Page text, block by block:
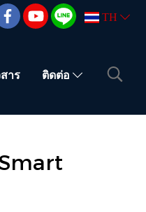
TH
าร ติดต่อ